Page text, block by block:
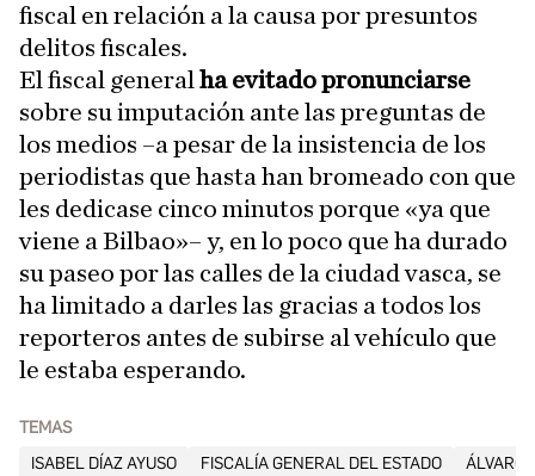
fiscal en relación a la causa por presuntos
delitos fiscales.
El fiscal general ha evitado pronunciarse
sobre su imputación ante las preguntas de
los medios –a pesar de la insistencia de los
periodistas que hasta han bromeado con que
les dedicase cinco minutos porque «ya que
viene a Bilbao»– y, en lo poco que ha durado
su paseo por las calles de la ciudad vasca, se
ha limitado a darles las gracias a todos los
reporteros antes de subirse al vehículo que
le estaba esperando.
TEMAS
ISABEL DÍAZ AYUSO
FISCALÍA GENERAL DEL ESTADO ÁLVARO